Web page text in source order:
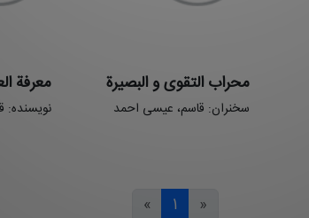
محراب التقوی و البصیرة
سخنران: قاسم، عیسی احمد
معرفة
نویسنده:
«
1
»